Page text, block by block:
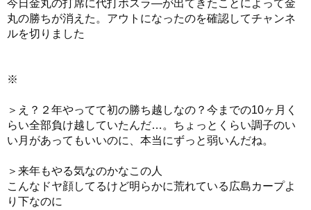
今日金丸の打席に代打ボスラ―が出てきたことによって金
丸の勝ちが消えた。アウトになったのを確認してチャンネ
ルを切りました
※
＞え？２年やってて初の勝ち越しなの？今までの10ヶ月く
らい全部負け越していたんだ…。ちょっとくらい調子のい
い月があってもいいのに、本当にずっと弱いんだね。
＞来年もやる気なのかなこの人
こんなドヤ顔してるけど明らかに荒れている広島カープよ
り下なのに